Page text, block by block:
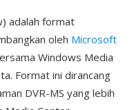
adalah format
oleh Microsoft
Windows Media
Format ini dirancang
DVR-MS yang lebih